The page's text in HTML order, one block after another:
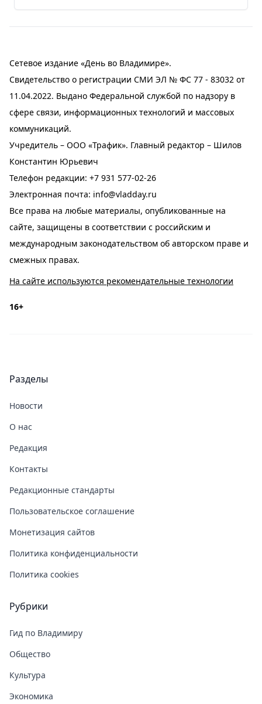
Сетевое издание «День во Владимире».
Свидетельство о регистрации СМИ ЭЛ № ФС 77 - 83032 от
11.04.2022. Выдано Федеральной службой по надзору в
сфере связи, информационных технологий и массовых
коммуникаций.
Учредитель – ООО «Трафик». Главный редактор – Шилов
Константин Юрьевич
Телефон редакции: +7 931 577-02-26
Электронная почта: info@vladday.ru
Все права на любые материалы, опубликованные на
сайте, защищены в соответствии с российским и
международным законодательством об авторском праве и
смежных правах.
На сайте используются рекомендательные технологии
16+
Разделы
Новости
О нас
Редакция
Контакты
Редакционные стандарты
Пользовательское соглашение
Монетизация сайтов
Политика конфиденциальности
Политика cookies
Рубрики
Гид по Владимиру
Общество
Культура
Экономика